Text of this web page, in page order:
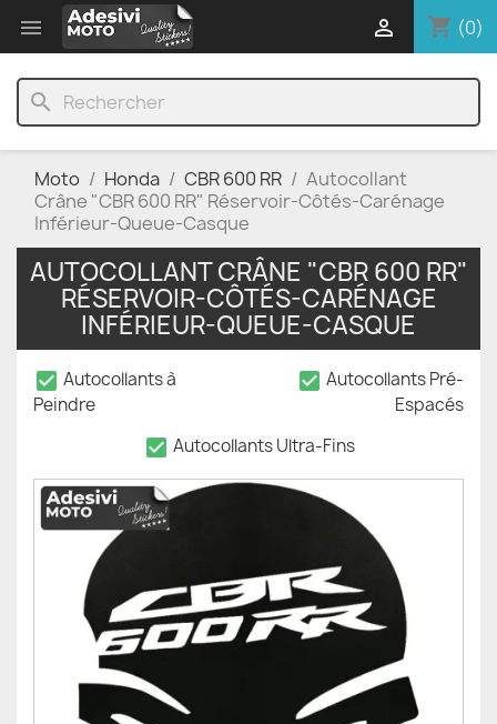
 shopping_cart (0)

search
Moto Honda CBR 600 RR
Autocollant
Crâne "CBR 600 RR" Réservoir-Côtés-Carénage
Inférieur-Queue-Casque
AUTOCOLLANT CRÂNE "CBR 600 RR"
RÉSERVOIR-CÔTÉS-CARÉNAGE
INFÉRIEUR-QUEUE-CASQUE
check_box Autocollants à
Peindre
check_box Autocollants Pré-
Espacés
check_box Autocollants Ultra-Fins